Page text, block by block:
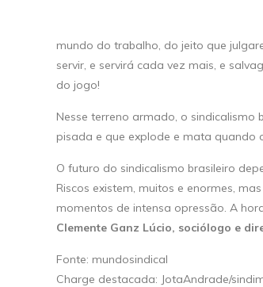
mundo do trabalho, do jeito que
servir, e servirá cada vez mais, e
do jogo!
Nesse terreno armado, o
pisada e que explode e mata quando
O futuro do sindicalismo brasileiro
Riscos existem, muitos e enormes,
momentos de intensa opressão. A
Clemente Ganz Lúcio, sociólogo e
Fonte: mundosindical
Charge destacada: JotaAndrade/